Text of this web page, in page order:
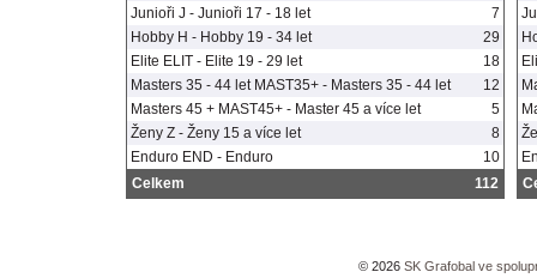
Junioři J - Junioři 17 - 18 let
7
Hobby H - Hobby 19 - 34 let
29
Elite ELIT - Elite 19 - 29 let
18
Masters 35 - 44 let MAST35+ - Masters 35 - 44 let
12
Masters 45 + MAST45+ - Master 45 a více let
5
Ženy Z - Ženy 15 a více let
8
Enduro END - Enduro
10
Celkem
112
© 2026 SK Grafobal ve